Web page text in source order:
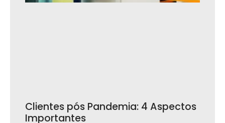
Clientes pós Pandemia: 4 Aspectos
Importantes